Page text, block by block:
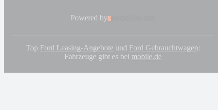
Powered by
Top Ford Leasing-Angebote und Ford Gebrauchtwagen:
Fahrzeuge gibt es bei mobile.de